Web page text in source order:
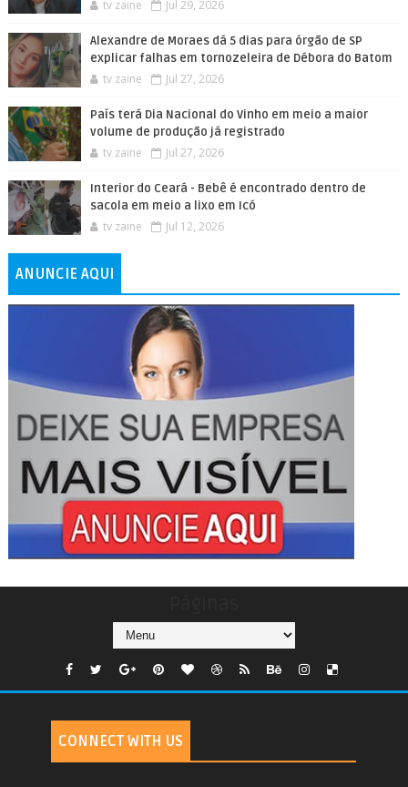
tv zaine Jul 29, 2026
Alexandre de Moraes dá 5 dias para órgão de SP
explicar falhas em tornozeleira de Débora do Batom
tv zaine Jul 27, 2026
País terá Dia Nacional do Vinho em meio a maior
volume de produção já registrado
tv zaine Jul 27, 2026
Interior do Ceará - Bebê é encontrado dentro de
sacola em meio a lixo em Icó
tv zaine Jul 12, 2026
ANUNCIE AQUI
CONNECT WITH US